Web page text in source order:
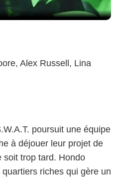
Alex Russell, Lina
poursuit une équipe
à déjouer leur projet de
soit trop tard. Hondo
riches qui gère un